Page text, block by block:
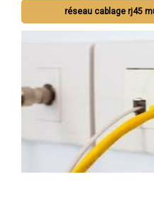
réseau cablage rj45